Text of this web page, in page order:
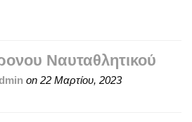
Ναυταθλητικού
on 22 Μαρτίου, 2023